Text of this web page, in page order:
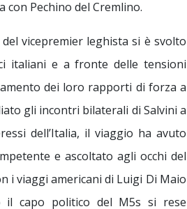
con Pechino del Cremlino.
vicepremier leghista si è svolto
italiani e a fronte delle tensioni
dei loro rapporti di forza a
gli incontri bilaterali di Salvini a
dell’Italia, il viaggio ha avuto
e ascoltato agli occhi del
i viaggi americani di Luigi Di Maio
il capo politico del M5s si rese